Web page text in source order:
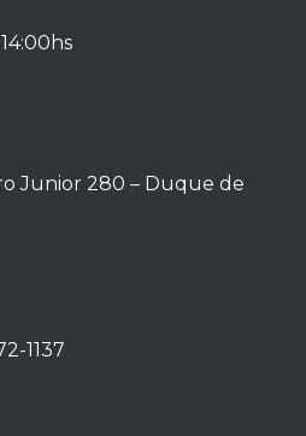
Junior 280 – Duque de
1137